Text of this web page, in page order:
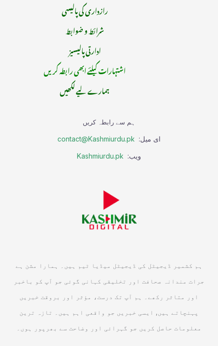
رازداری کی پالیسی
شرائط و ضوابط
ادارتی پالیسیز
اشتہارات کیلئے ابھی رابطہ کریں
ہمارے لیے لکھیں
ہم سے رابطہ کریں
ای میل: contact@Kashmiurdu.pk
ویب: Kashmiurdu.pk
ہم کشمیر ڈیجیٹل کی ڈیجیٹل میڈیا ٹیم ہیں۔ ہمارا مشن ہے
جرات مندانہ صحافت اور تخلیقی کہانی گوئی جو آپ کو باخبر
اور متاثر رکھے۔ ہم آپ تک درست، مؤثر اور بروقت خبریں
پہنچاتے ہیں, ایسی خبریں جو واقعی اہم ہیں۔ تازہ ترین
معلومات حاصل کریں جو گہرائی اور وضاحت سے بھرپور ہوں۔